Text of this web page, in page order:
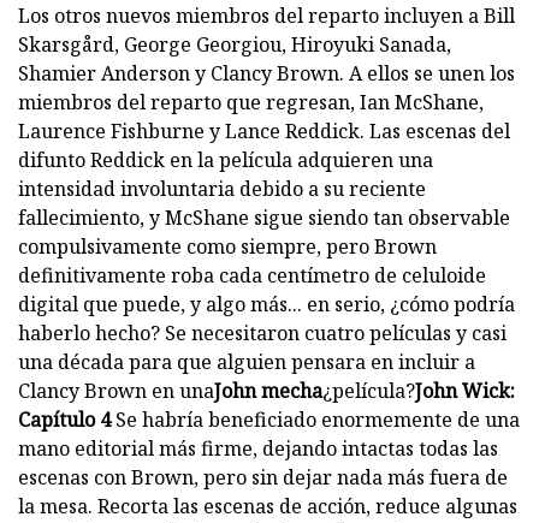
Los otros nuevos miembros del reparto incluyen a Bill
Skarsgård, George Georgiou, Hiroyuki Sanada,
Shamier Anderson y Clancy Brown. A ellos se unen los
miembros del reparto que regresan, Ian McShane,
Laurence Fishburne y Lance Reddick. Las escenas del
difunto Reddick en la película adquieren una
intensidad involuntaria debido a su reciente
fallecimiento, y McShane sigue siendo tan observable
compulsivamente como siempre, pero Brown
definitivamente roba cada centímetro de celuloide
digital que puede, y algo más... en serio, ¿cómo podría
haberlo hecho? Se necesitaron cuatro películas y casi
una década para que alguien pensara en incluir a
Clancy Brown en unaJohn mecha¿película?John Wick:
Capítulo 4Se habría beneficiado enormemente de una
mano editorial más firme, dejando intactas todas las
escenas con Brown, pero sin dejar nada más fuera de
la mesa. Recorta las escenas de acción, reduce algunas